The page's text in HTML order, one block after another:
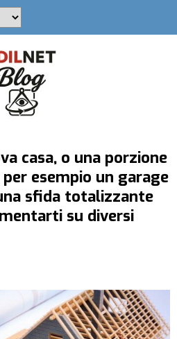
casa, o una porzione
esempio un garage
sfida totalizzante
su diversi